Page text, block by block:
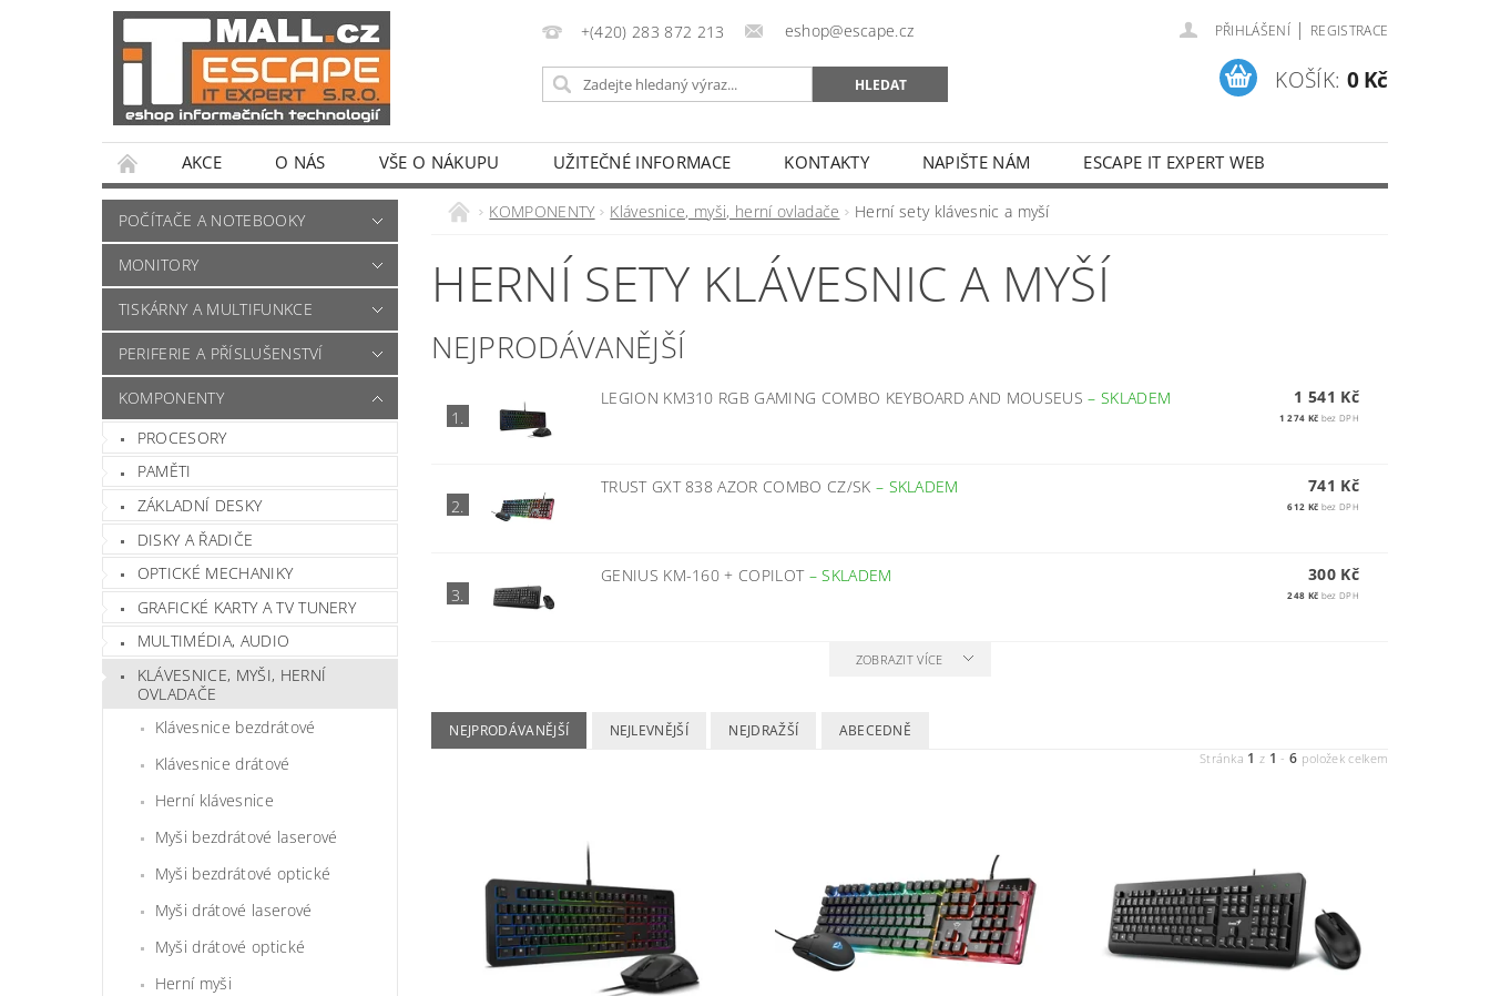
+(420) 283 872 213 eshop@escape.cz PŘIHLÁŠENÍ | REGISTRACE
KOŠÍK: 0 Kč
AKCE O NÁS VŠE O NÁKUPU UŽITEČNÉ INFORMACE KONTAKTY NAPIŠTE NÁM ESCAPE IT EXPERT WEB
POČÍTAČE A NOTEBOOKY
MONITORY
TISKÁRNY A MULTIFUNKCE
PERIFERIE A PŘÍSLUŠENSTVÍ
KOMPONENTY
PROCESORY
PAMĚTI
ZÁKLADNÍ DESKY
DISKY A ŘADIČE
OPTICKÉ MECHANIKY
GRAFICKÉ KARTY A TV TUNERY
MULTIMÉDIA, AUDIO
KLÁVESNICE, MYŠI, HERNÍ
OVLADAČE
Klávesnice bezdrátové
Klávesnice drátové
Herní klávesnice
Myši bezdrátové laserové
Myši bezdrátové optické
Myši drátové laserové
Myši drátové optické
Herní myši
KOMPONENTY Klávesnice, myši, herní ovladače Herní sety klávesnic a myší
HERNÍ SETY KLÁVESNIC A MYŠÍ
NEJPRODÁVANĚJŠÍ
1.
LEGION KM310 RGB GAMING COMBO KEYBOARD AND MOUSEUS– SKLADEM 1 541 Kč
1 274 Kč bez DPH
2.
TRUST GXT 838 AZOR COMBO CZ/SK – SKLADEM 741 Kč
612 Kč bez DPH
3.
GENIUS KM-160 + COPILOT –SKLADEM 300 Kč
248 Kč bez DPH
ZOBRAZIT VÍCE
NEJPRODÁVANĚJŠÍ NEJLEVNĚJŠÍ NEJDRAŽŠÍ ABECEDNĚ
Stránka 1 z 1 -6 položek celkem